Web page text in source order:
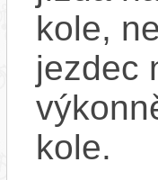
kole,
jezdec
kole.